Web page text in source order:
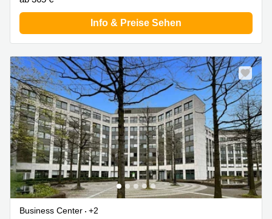
Info & Preise Sehen
Business Center
+2